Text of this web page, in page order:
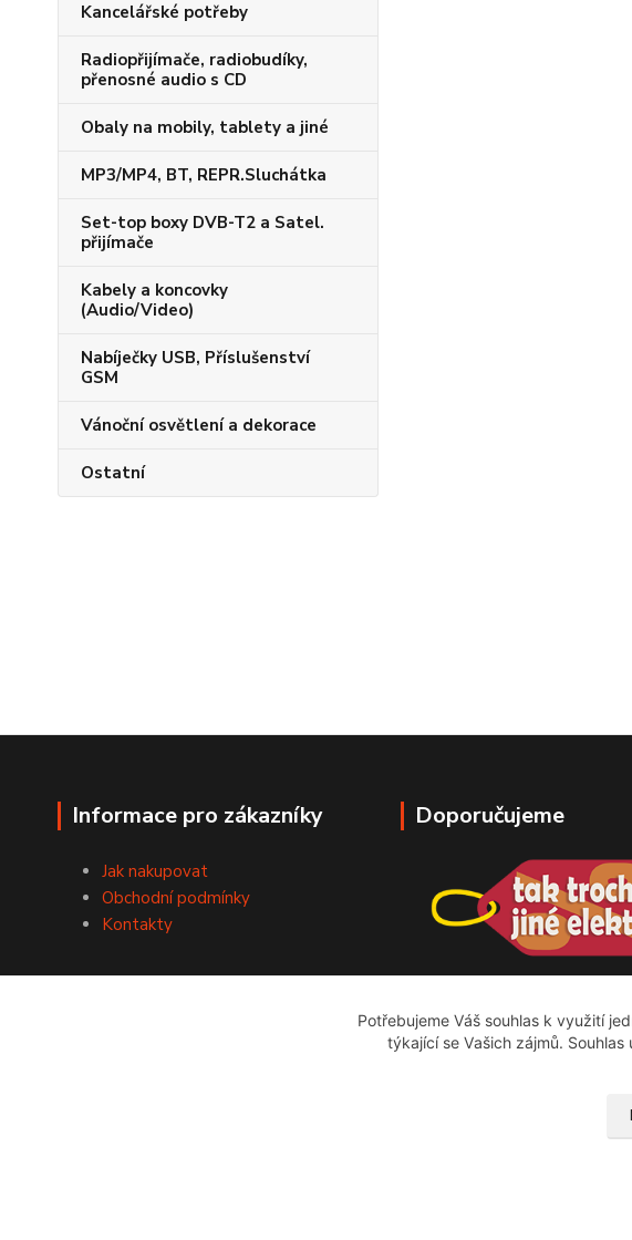
Kancelářské potřeby
Radiopřijímače, radiobudíky,
přenosné audio s CD
Obaly na mobily, tablety a jiné
MP3/MP4, BT, REPR.Sluchátka
Set-top boxy DVB-T2 a Satel.
přijímače
Kabely a koncovky
(Audio/Video)
Nabíječky USB, Příslušenství
GSM
Vánoční osvětlení a dekorace
Ostatní
Informace pro zákazníky
Jak nakupovat
Obchodní podmínky
Kontakty
Doporučujeme
Potřebujeme Váš souhlas k využití
týkající se Vašich zájmů. Souhlas